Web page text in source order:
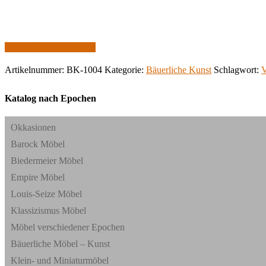
Artikelnummer: BK-1004 Kategorie: Bäuerliche Kunst Schlagwort:
Katalog nach Epochen
Okkasionen
Barock Möbel
Biedermeier Möbel
Empire Möbel
Louis-Seize Möbel
Klassizismus Möbel
Möbel verschiedener Epochen
Bäuerliche Möbel – Kunst
Klein- und Miniaturmöbel